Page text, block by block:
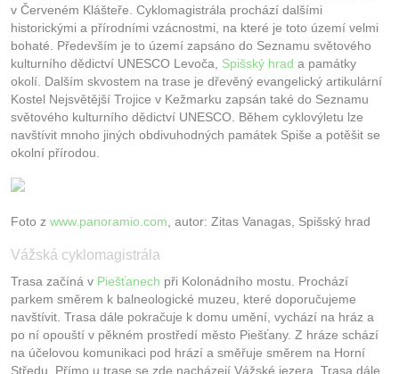
v Červeném Klášteře. Cyklomagistrála prochází dalšími
historickými a přírodními vzácnostmi, na které je toto území velmi
bohaté. Především je to území zapsáno do Seznamu světového
kulturního dědictví UNESCO Levoča, Spišský hrad a památky
okolí. Dalším skvostem na trase je dřevěný evangelický artikulární
Kostel Nejsvětější Trojice v Kežmarku zapsán také do Seznamu
světového kulturního dědictví UNESCO. Během cyklovýletu lze
navštívit mnoho jiných obdivuhodných památek Spiše a potěšit se
okolní přírodou.
Foto z www.panoramio.com , autor: Zitas Vanagas, Spišský hrad
Vážská cyklomagistrála
Trasa začíná v Piešťanech při Kolonádního mostu. Prochází
parkem směrem k balneologické muzeu, které doporučujeme
navštívit. Trasa dále pokračuje k domu umění, vychází na hráz a
po ní opouští v pěkném prostředí město Piešťany. Z hráze schází
na účelovou komunikaci pod hrází a směřuje směrem na Horní
Středu. Přímo u trase se zde nacházejí Vážské jezera. Trasa dále